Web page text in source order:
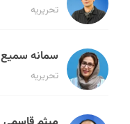
تحریریه
سمانه سمیع
تحریریه